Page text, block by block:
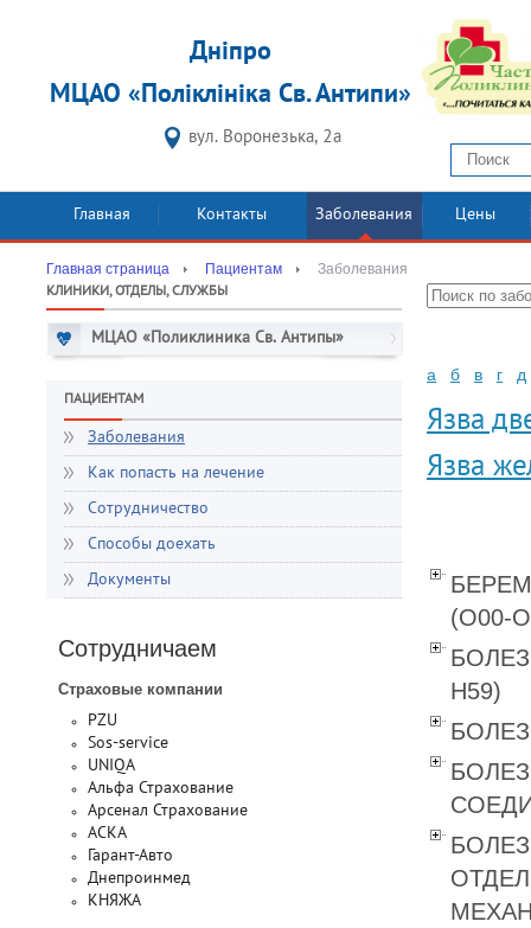
Дніпро
МЦАО «Поліклініка Св. Антипи»
вул. Воронезька, 2а
Главная Контакты Заболевания Цены
Главная страница Пациентам Заболевания
КЛИНИКИ, ОТДЕЛЫ, СЛУЖБЫ
МЦАО «Поликлиника Св. Антипы»
ПАЦИЕНТАМ
Заболевания
Как попасть на лечение
Сотрудничество
Способы доехать
Документы
Сотрудничаем
Страховые компании
PZU
Sos-service
UNIQA
Альфа Страхование
Арсенал Страхование
АСКА
Гарант-Авто
Днепроинмед
КНЯЖА
а б в г д
Язва
Язва
(O00-
Н59)